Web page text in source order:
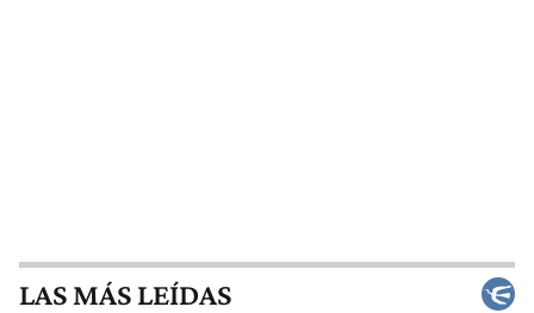
LAS MÁS LEÍDAS